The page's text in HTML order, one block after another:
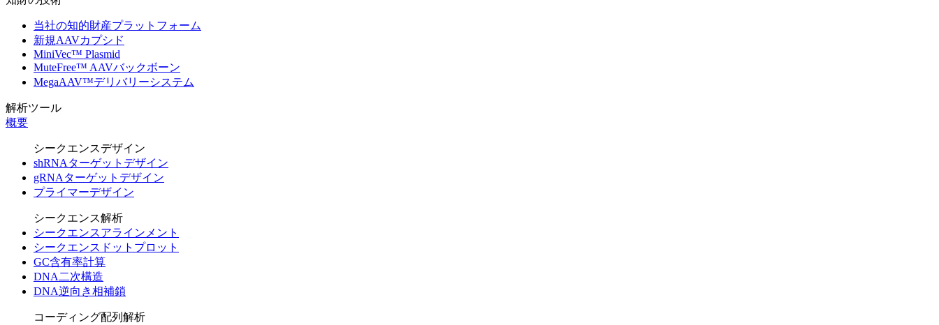
当社の知的財産プラットフォーム
新規AAVカプシド
MiniVec™ Plasmid
MuteFree™ AAVバックボーン
MegaAAV™デリバリーシステム
解析ツール
概要
シークエンスデザイン
shRNAターゲットデザイン
gRNAターゲットデザイン
プライマーデザイン
シークエンス解析
シークエンスアラインメント
シークエンスドットプロット
GC含有率計算
DNA二次構造
DNA逆向き相補鎖
コーディング配列解析